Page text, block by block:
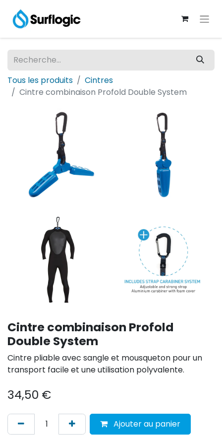
Tous les produits
Cintres
Cintre combinaison Profold Double System
Cintre combinaison Profold
Double System
Cintre pliable avec sangle et mousqueton pour un
transport facile et une utilisation polyvalente.
34,50 €
Ajouter au panier